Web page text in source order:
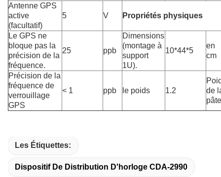
Antenne GPS
active
(facultatif)
5 V Propriétés physiques
Le GPS ne
bloque pas la
précision de la
fréquence.
25 ppb
Dimensions
(montage à
support
1U).
10*44*5
en
cm
Précision de la
fréquence de
verrouillage
GPS
< 1 ppb le poids 1.2
de
pâte
Les Étiquettes:
Dispositif De Distribution D'horloge CDA-2990